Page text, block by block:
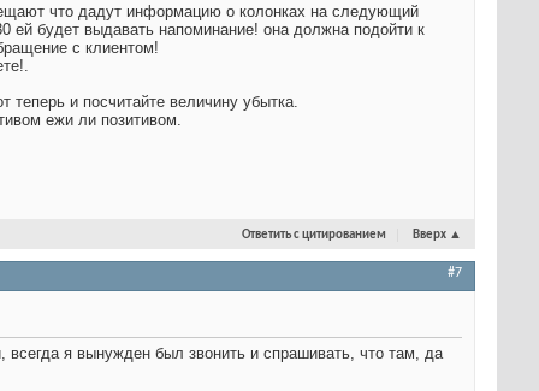
что дадут информацию о колонках на следующий
ей будет выдавать напоминание! она должна подойти к
с клиентом!
и посчитайте величину убытка.
ежи ли позитивом.
Ответить с цитированием Вверх ▲
#7
я вынужден был звонить и спрашивать, что там, да